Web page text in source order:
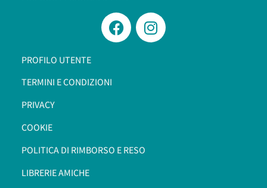
PROFILO UTENTE
TERMINI E CONDIZIONI
PRIVACY
COOKIE
POLITICA DI RIMBORSO E RESO
LIBRERIE AMICHE